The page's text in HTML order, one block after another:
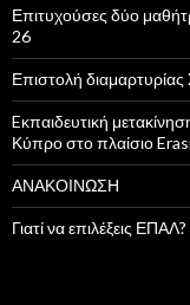
σ
η
γ
ι
α
:
Επιτυχούσες δύο
26
Επιστολή
Eκπαιδευτική
Κύπρο στο πλαίσιο
ΑΝΑΚΟΙΝΩΣΗ
Γιατί να επιλέξεις ΕΠΑΛ?